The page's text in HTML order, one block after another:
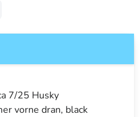
7/25 Husky
vorne dran, black